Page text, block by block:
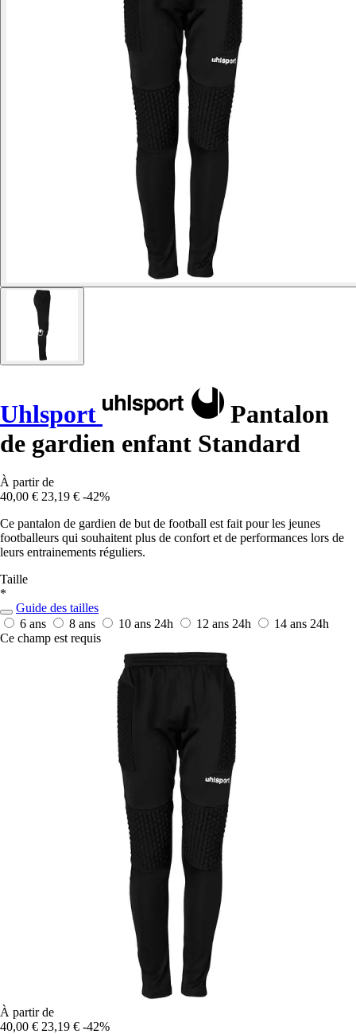
Uhlsport
Pantalon
de gardien enfant Standard
À partir de
40,00 € 23,19 € -42%
Ce pantalon de gardien de but de football est fait pour les jeunes
footballeurs qui souhaitent plus de confort et de performances lors de
leurs entrainements réguliers.
Taille
*
Guide des tailles
6 ans
8 ans 10 ans 24h 12 ans 24h 14 ans 24h
Ce champ est requis
À partir de
40,00 € 23,19 € -42%